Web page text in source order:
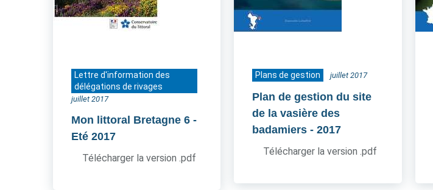
Lettre d'information des
délégations de rivages
juillet 2017
Mon littoral Bretagne 6 -
Eté 2017
Télécharger la version .pdf
Plans de gestion juillet 2017
Plan de gestion du site
de la vasière des
badamiers - 2017
Télécharger la version .pdf